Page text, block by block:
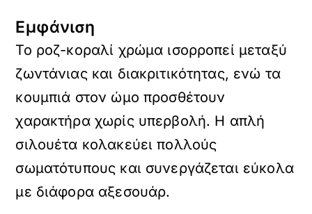
Εμφάνιση
Το ροζ-κοραλί χρώμα ισορροπεί μεταξύ
ζωντάνιας και διακριτικότητας, ενώ τα
κουμπιά στον ώμο προσθέτουν
χαρακτήρα χωρίς υπερβολή. Η απλή
σιλουέτα κολακεύει πολλούς
σωματότυπους και συνεργάζεται εύκολα
με διάφορα αξεσουάρ.